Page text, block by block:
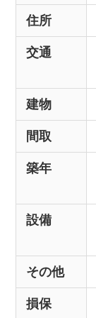
住所
交通
建物
間取
築年
設備
その他
損保